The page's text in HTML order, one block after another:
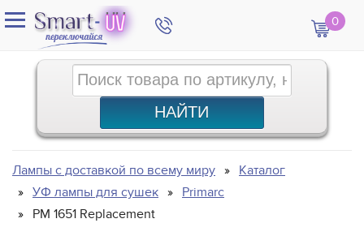
0
Лампы с доставкой по всему миру
Каталог
УФ лампы для сушек
Primarc
PM 1651 Replacement